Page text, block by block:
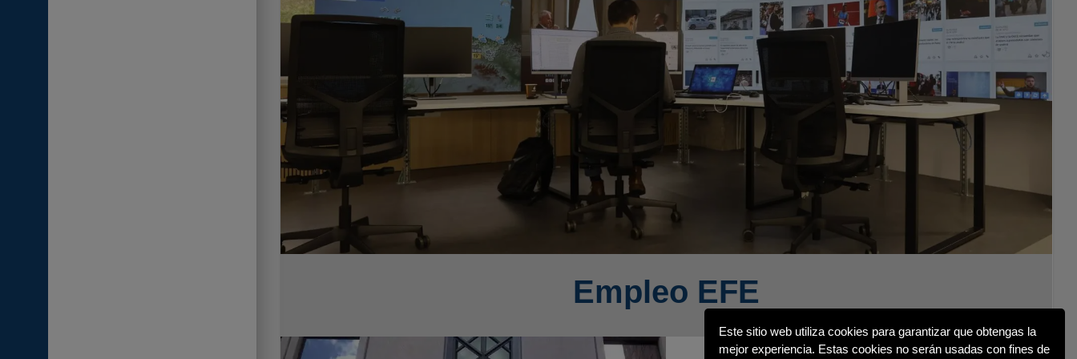
Este sitio web utiliza cookies para garantizar que obtengas la
mejor experiencia. Estas cookies no serán usadas con fines de